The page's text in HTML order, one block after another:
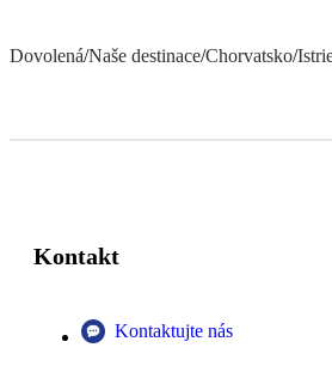
Dovolená/Naše destinace/Chorvatsko/
Kontakt
Kontaktujte nás